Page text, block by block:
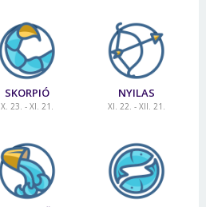
SKORPIÓ
X. 23. - XI. 21.
NYILAS
XI. 22. - XII. 21.